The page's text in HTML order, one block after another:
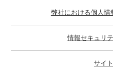
弊社における個人情
情報セキュリ
サイ